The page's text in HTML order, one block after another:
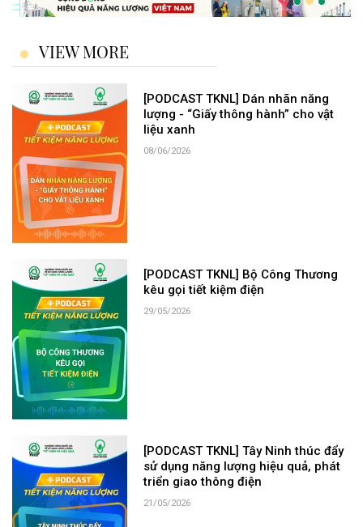
VIEW MORE
[PODCAST TKNL] Dán nhãn năng
lượng - “Giấy thông hành” cho vật
liệu xanh
08/06/2026
[PODCAST TKNL] Bộ Công Thương
kêu gọi tiết kiệm điện
29/05/2026
[PODCAST TKNL] Tây Ninh thúc đẩy
sử dụng năng lượng hiệu quả, phát
triển giao thông điện
21/05/2026